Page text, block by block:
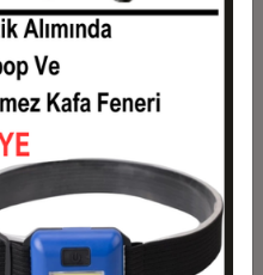
28.000,00 TL
29.960,00 TL
31.080,00 TL
31.640,00 TL
32.200,00 TL